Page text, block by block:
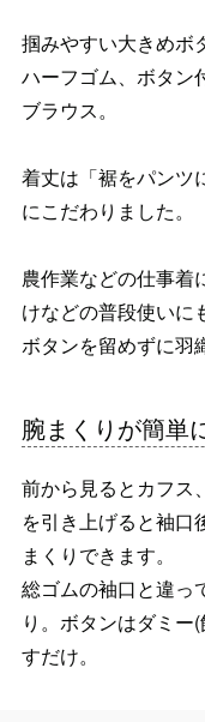
掴みやすい大きめボ
ハーフゴム、ボタン
ブラウス。
着丈は「裾をパンツ
にこだわりました。
農作業などの仕事着
けなどの普段使いに
ボタンを留めずに羽
腕まくりが簡単
前から見るとカフス
を引き上げると袖口
まくりできます。
総ゴムの袖口と違っ
り。ボタンはダミー
すだけ。